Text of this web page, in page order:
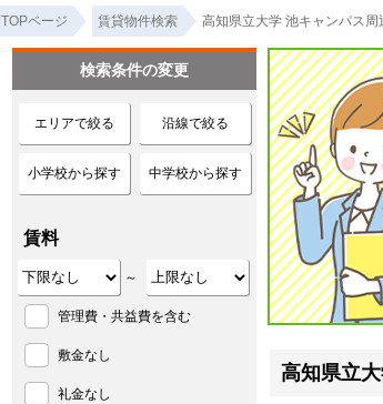
TOPページ 賃貸物件検索 高知県立大学 池キャンパス
高知県立
検索条件の変更
エリアで絞る 沿線で絞る
小学校から探す 中学校から探す
賃料
～
管理費・共益費を含む
敷金なし
礼金なし